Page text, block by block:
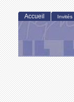
Accueil Invités